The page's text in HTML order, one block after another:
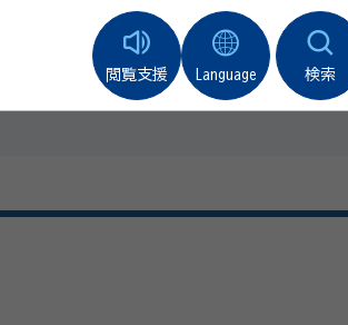
検索
閲覧支援 Language